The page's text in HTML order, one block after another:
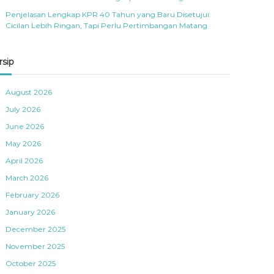
Penjelasan Lengkap KPR 40 Tahun yang Baru Disetujui:
Cicilan Lebih Ringan, Tapi Perlu Pertimbangan Matang
August 2026
July 2026
June 2026
May 2026
April 2026
March 2026
February 2026
January 2026
December 2025
November 2025
October 2025